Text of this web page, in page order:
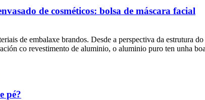
de cosméticos: bolsa de máscara facial
de embalaxe brandos. Desde a perspectiva da
co revestimento de aluminio, o aluminio puro ten unha
pé?